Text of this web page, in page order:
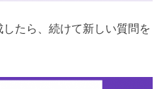
たら、続けて新しい質問を